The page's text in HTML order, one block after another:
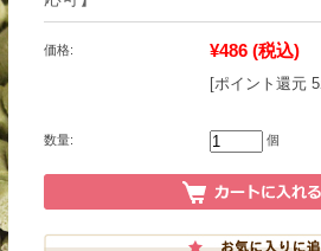
価格: ¥486 (税込)
[ポイント還元
数量: 個